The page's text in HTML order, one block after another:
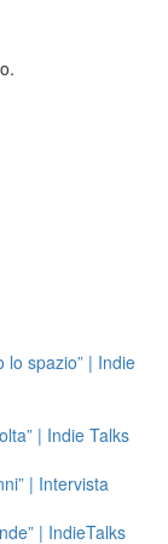
lo spazio” | Indie
| Indie Talks
| Intervista
| IndieTalks